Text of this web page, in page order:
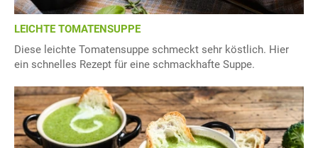
LEICHTE TOMATENSUPPE
Diese leichte Tomatensuppe schmeckt sehr köstlich. Hier
ein schnelles Rezept für eine schmackhafte Suppe.